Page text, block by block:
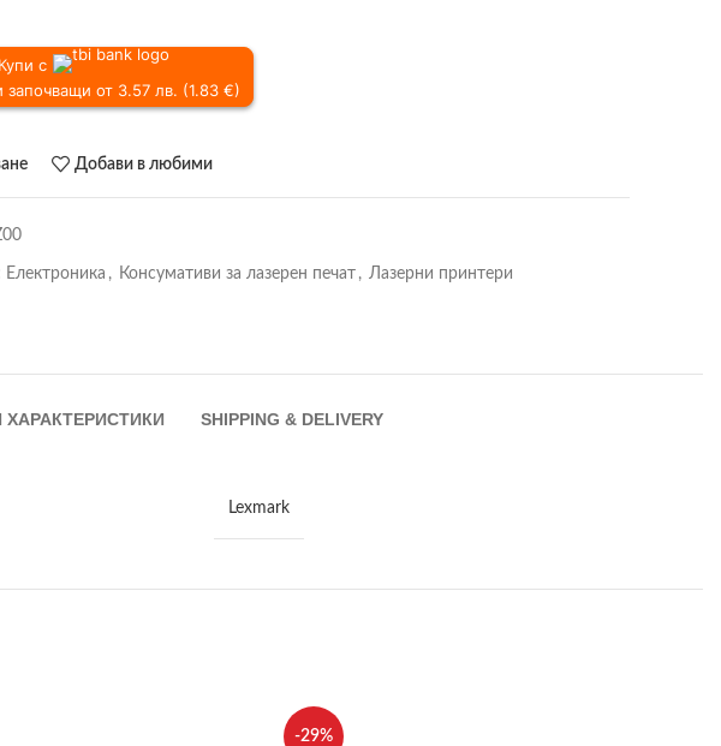
Купи с
започващи от 3.57 лв. (1.83 €)
Добави в любими
Електроника , Консумативи за лазерен печат , Лазерни принтери
ХАРАКТЕРИСТИКИ SHIPPING & DELIVERY
Lexmark
-29%